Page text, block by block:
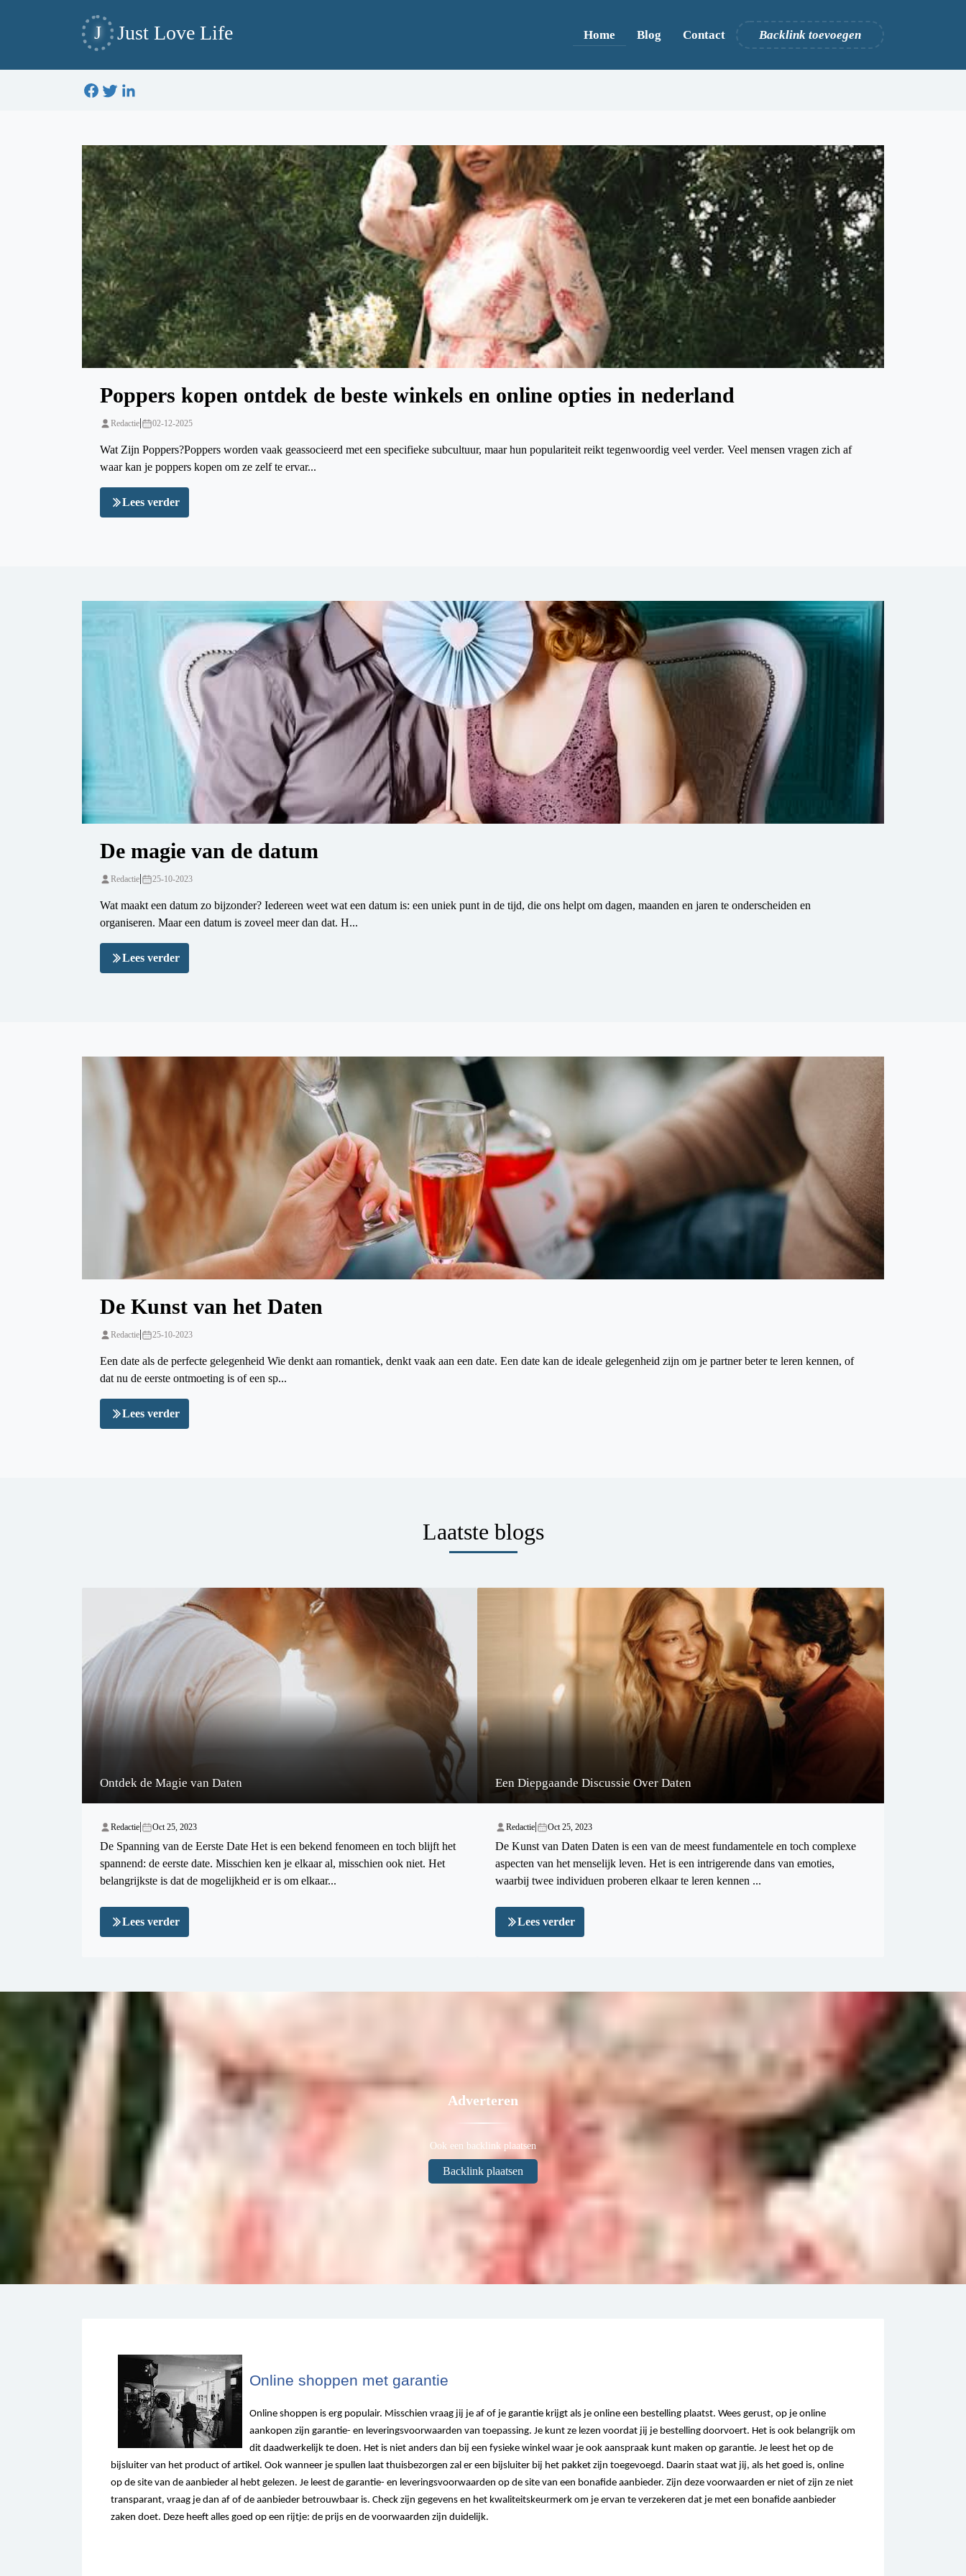
J Just Love Life Home Blog Contact Backlink toevoegen
Poppers kopen ontdek de beste winkels en online opties in nederland
Redactie| 02-12-2025
Wat Zijn Poppers?Poppers worden vaak geassocieerd met een specifieke subcultuur, maar hun populariteit reikt tegenwoordig veel verder. Veel mensen vragen zich af
waar kan je poppers kopen om ze zelf te ervar...
Lees verder
De magie van de datum
Redactie| 25-10-2023
Wat maakt een datum zo bijzonder? Iedereen weet wat een datum is: een uniek punt in de tijd, die ons helpt om dagen, maanden en jaren te onderscheiden en
organiseren. Maar een datum is zoveel meer dan dat. H...
Lees verder
De Kunst van het Daten
Redactie| 25-10-2023
Een date als de perfecte gelegenheid Wie denkt aan romantiek, denkt vaak aan een date. Een date kan de ideale gelegenheid zijn om je partner beter te leren kennen, of
dat nu de eerste ontmoeting is of een sp...
Lees verder
Laatste blogs
Ontdek de Magie van Daten
Redactie| Oct 25, 2023
De Spanning van de Eerste Date Het is een bekend fenomeen en toch blijft het
spannend: de eerste date. Misschien ken je elkaar al, misschien ook niet. Het
belangrijkste is dat de mogelijkheid er is om elkaar...
Lees verder
Een Diepgaande Discussie Over Daten
Redactie| Oct 25, 2023
De Kunst van Daten Daten is een van de meest fundamentele en toch complexe
aspecten van het menselijk leven. Het is een intrigerende dans van emoties,
waarbij twee individuen proberen elkaar te leren kennen ...
Lees verder
Adverteren
Ook een backlink plaatsen
Backlink plaatsen
Online shoppen met garantie
Online shoppen is erg populair. Misschien vraag jij je af of je garantie krijgt als je online een bestelling plaatst. Wees gerust, op je online
aankopen zijn garantie- en leveringsvoorwaarden van toepassing. Je kunt ze lezen voordat jij je bestelling doorvoert. Het is ook belangrijk om
dit daadwerkelijk te doen. Het is niet anders dan bij een fysieke winkel waar je ook aanspraak kunt maken op garantie. Je leest het op de
bijsluiter van het product of artikel. Ook wanneer je spullen laat thuisbezorgen zal er een bijsluiter bij het pakket zijn toegevoegd. Daarin staat wat jij, als het goed is, online
op de site van de aanbieder al hebt gelezen. Je leest de garantie- en leveringsvoorwaarden op de site van een bonafide aanbieder. Zijn deze voorwaarden er niet of zijn ze niet
transparant, vraag je dan af of de aanbieder betrouwbaar is. Check zijn gegevens en het kwaliteitskeurmerk om je ervan te verzekeren dat je met een bonafide aanbieder
zaken doet. Deze heeft alles goed op een rijtje: de prijs en de voorwaarden zijn duidelijk.